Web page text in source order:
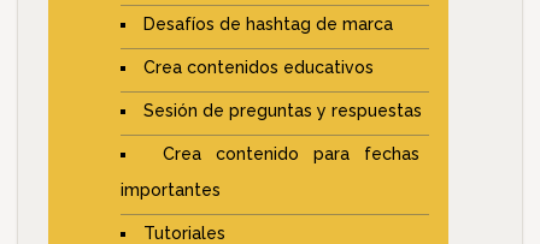
Desafíos de hashtag de marca
Crea contenidos educativos
Sesión de preguntas y respuestas
Crea contenido para fechas
importantes
Tutoriales